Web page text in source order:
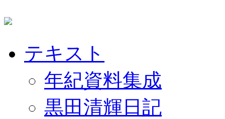
テキスト
年紀資料集成
黒田清輝日記